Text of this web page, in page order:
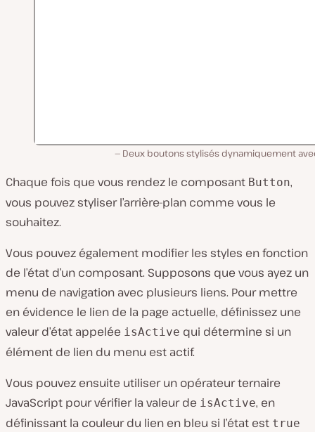
Deux boutons stylisés dynamiquement
Chaque fois que vous rendez le composant Button,
vous pouvez styliser l’arrière-plan comme vous le
souhaitez.
Vous pouvez également modifier les styles en fonction
de l’état d’un composant. Supposons que vous ayez un
menu de navigation avec plusieurs liens. Pour mettre
en évidence le lien de la page actuelle, définissez une
valeur d’état appelée isActive qui détermine si un
élément de lien du menu est actif.
Vous pouvez ensuite utiliser un opérateur ternaire
JavaScript pour vérifier la valeur de isActive, en
définissant la couleur du lien en bleu si l’état est true